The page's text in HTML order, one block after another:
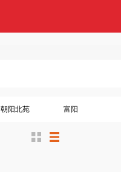
朝阳北苑 富阳